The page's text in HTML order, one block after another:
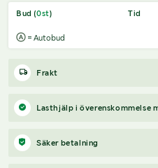
Bud (0st) Tid
= Autobud
Frakt
Boka frakt?Det finns ingen
just det här objektet, men om
vårt
Lasthjälp i överenskommelse
Säker betalning